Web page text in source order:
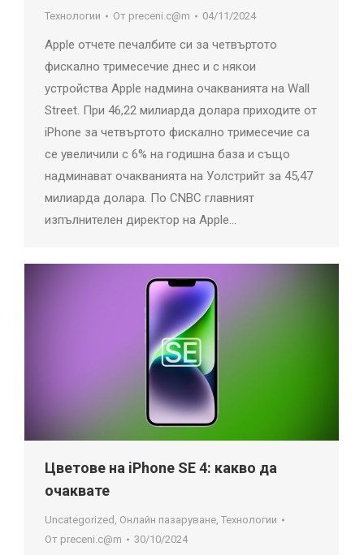
Технологии От preceni.c@m 04/11/2024
Apple отчете печалбите си за четвъртото
фискално тримесечие днес и с някои
устройства Apple надмина очакванията на Wall
Street. При 46,22 милиарда долара приходите от
iPhone за четвъртото фискално тримесечие са
се увеличили с 6% на годишна база и също
надминават очакванията на Уолстрийт за 45,47
милиарда долара. По CNBC главният
изпълнителен директор на Apple…
Цветове на iPhone SE 4: какво да
очаквате
Uncategorized Онлайн пазаруване Технологии
От preceni.c@m 30/10/2024